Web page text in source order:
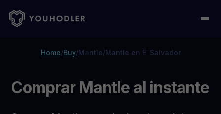
Home/Buy/Mantle/Mantle en El Salvador
Comprar Mantle al instante